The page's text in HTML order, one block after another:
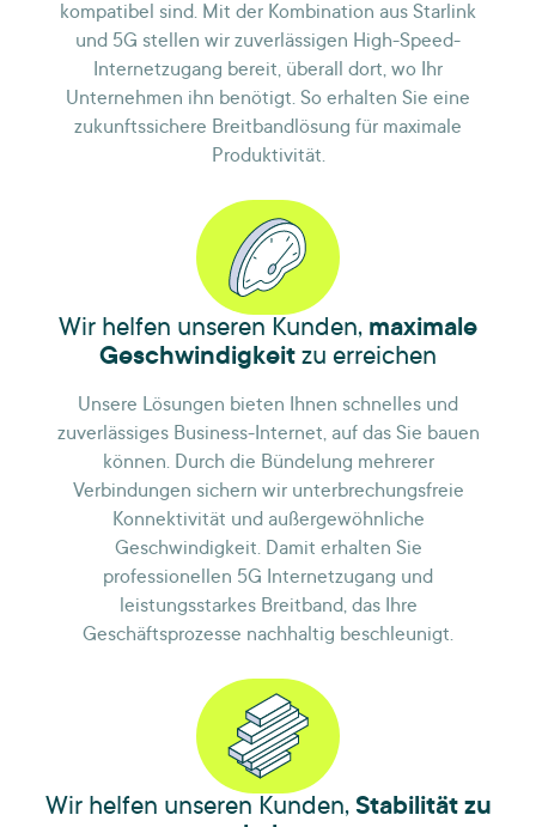
kompatibel sind. Mit der Kombination aus Starlink
und 5G stellen wir zuverlässigen High-Speed-
Internetzugang bereit, überall dort, wo Ihr
Unternehmen ihn benötigt. So erhalten Sie eine
zukunftssichere Breitbandlösung für maximale
Produktivität.
Wir helfen unseren Kunden, maximale
Geschwindigkeit zu erreichen
Unsere Lösungen bieten Ihnen schnelles und
zuverlässiges Business-Internet, auf das Sie bauen
können. Durch die Bündelung mehrerer
Verbindungen sichern wir unterbrechungsfreie
Konnektivität und außergewöhnliche
Geschwindigkeit. Damit erhalten Sie
professionellen 5G Internetzugang und
leistungsstarkes Breitband, das Ihre
Geschäftsprozesse nachhaltig beschleunigt.
Wir helfen unseren Kunden, Stabilität zu